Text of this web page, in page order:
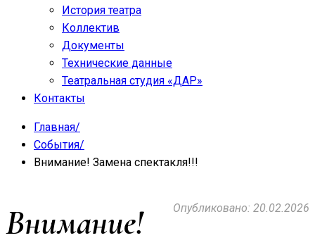
История театра
Коллектив
Документы
Технические данные
Театральная студия «ДАР»
Контакты
Главная/
События/
Внимание! Замена спектакля!!!
Опубликовано: 20.02.2026
Внимание!